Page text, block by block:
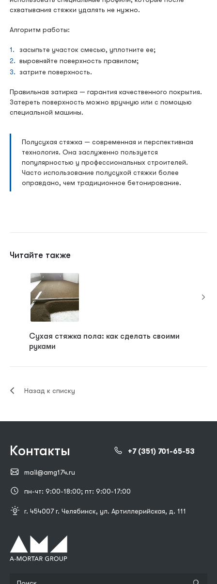
схватывания стяжки удалять не нужно.
Алгоритм работы:
засыпьте участок смесью, уплотните ее;
выровняйте поверхность правилом;
затрите поверхность.
Правильная затирка — гарантия качественного покрытия.
Затереть поверхность можно вручную или с помощью
специальной машины.
Полусухая стяжка — современная и перспективная
технология. Она заслуженно пользуется
популярностью у профессиональных строителей.
Часто использование полусухой стяжки более
оправдано, чем традиционное бетонирование.
Читайте также
Сухая стяжка пола: как сделать своими
руками
Назад к списку
Контакты +7 (351) 701-65-53
mail@amg174.ru
пн-чт: 9:00-18:00; пт: 9:00-17:00
г. 454007 г. Челябинск, ул. Артиллерийская, д. 111